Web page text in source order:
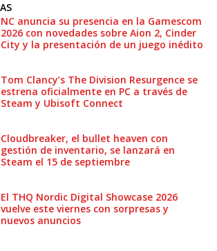
NC anuncia su presencia en la Gamescom
2026 con novedades sobre Aion 2, Cinder
City y la presentación de un juego inédito
Tom Clancy’s The Division Resurgence se
estrena oficialmente en PC a través de
Steam y Ubisoft Connect
Cloudbreaker, el bullet heaven con
gestión de inventario, se lanzará en
Steam el 15 de septiembre
El THQ Nordic Digital Showcase 2026
vuelve este viernes con sorpresas y
nuevos anuncios